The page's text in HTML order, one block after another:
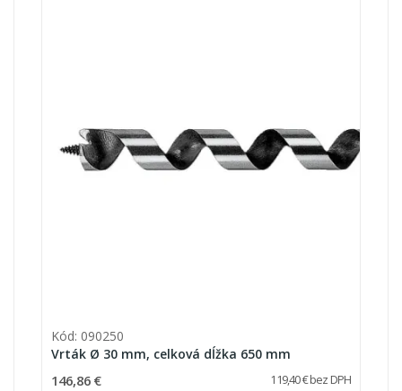
Kód: 090250
Vrták Ø 30 mm, celková dĺžka 650 mm
146,86 € 119,40 € bez DPH